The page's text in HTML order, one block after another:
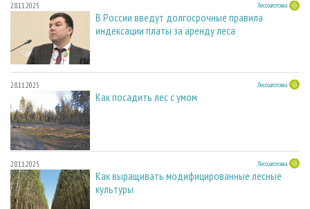
28.11.2025 Лесозаготовка
В России введут долгосрочные правила
индексации платы за аренду леса
28.11.2025 Лесозаготовка
Как посадить лес с умом
28.11.2025 Лесозаготовка
Как выращивать модифицированные лесные
культуры